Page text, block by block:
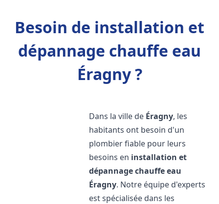
Besoin de installation et
dépannage chauffe eau
Éragny ?
Dans la ville de Éragny, les
habitants ont besoin d'un
plombier fiable pour leurs
besoins en installation et
dépannage chauffe eau
Éragny. Notre équipe d'experts
est spécialisée dans les